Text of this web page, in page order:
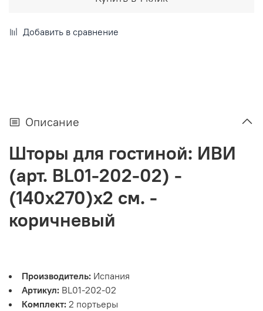
Добавить в сравнение
Описание
Шторы для гостиной: ИВИ
(арт. BL01-202-02) -
(140х270)х2 см. -
коричневый
Производитель: Испания
Артикул: BL01-202-02
Комплект: 2 портьеры